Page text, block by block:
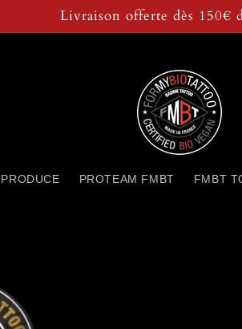
Livraison offerte dès 150€
PROTEAM FMBT FMBT